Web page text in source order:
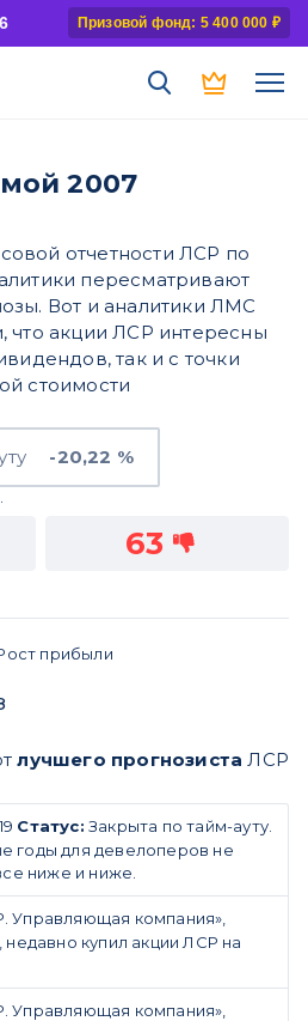
Призовой фонд: 5 400 000 ₽
2007
отчетности ЛСР по
пересматривают
Вот и аналитики ЛМС
что акции ЛСР интересны
так и с точки
стоимости
-20,22 %
63
прибыли
лучшего прогнозиста ЛСР
Статус: Закрыта по тайм-ауту.
годы для девелоперов не
ниже и ниже.
Управляющая компания»,
купил акции ЛСР на
Управляющая компания»,